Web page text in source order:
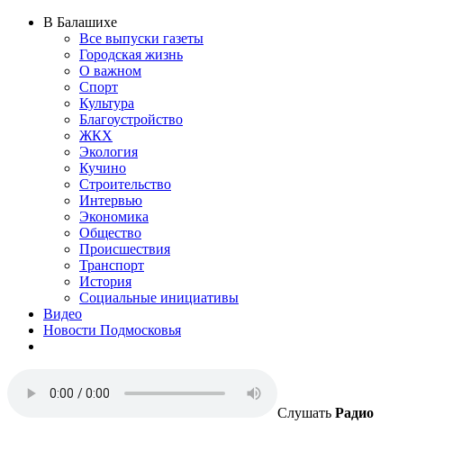
В Балашихе
Все выпуски газеты
Городская жизнь
О важном
Спорт
Культура
Благоустройство
ЖКХ
Экология
Кучино
Строительство
Интервью
Экономика
Общество
Происшествия
Транспорт
История
Социальные инициативы
Видео
Новости Подмосковья
Слушать Радио